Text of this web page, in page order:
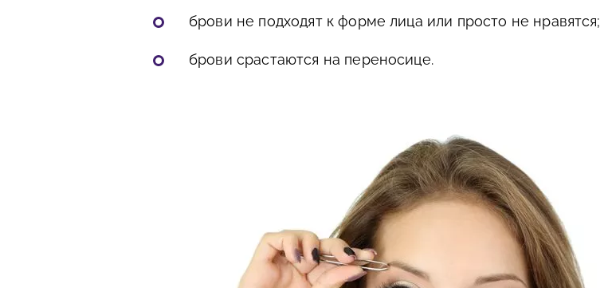
брови не подходят к форме лица или просто не нравятся;
брови срастаются на переносице.